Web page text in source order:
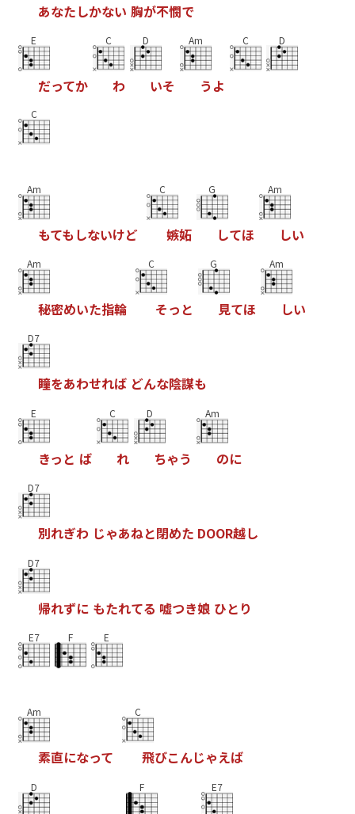
あなたしかない 胸が不憫で
E
だってか
C
わ
D
いそ
Am
う よ
C D
C
Am
もてもしないけど
C
嫉妬
G
してほ
Am
しい
Am
秘密めいた指輪
C
そっ と
G
見てほ
Am
しい
D7
瞳をあわせれば どんな陰謀も
E
きっ と ば
C
れ
D
ちゃう
Am
のに
D7
別れぎわ じゃあねと閉めた DOOR越し
D7
帰れずに もたれてる 嘘つき娘 ひと り
E7 F E
Am
素直になって
C
飛びこんじゃえば
D F E7